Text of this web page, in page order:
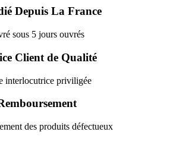
Depuis La France
sous 5 jours ouvrés
Client de Qualité
interlocutrice priviligée
des produits défectueux